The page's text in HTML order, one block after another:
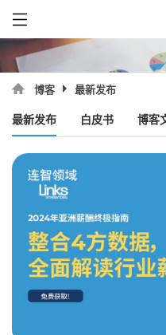
博客 最新发布
最新发布 白皮书 博客